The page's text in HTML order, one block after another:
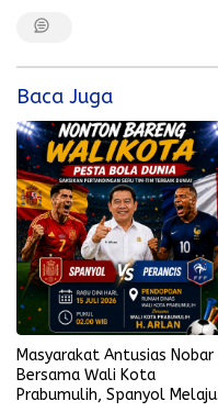
Baca Juga
Masyarakat Antusias Nobar
Bersama Wali Kota
Prabumulih, Spanyol Melaju